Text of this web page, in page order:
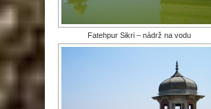
Fatehpur Sikri – nádrž na vodu